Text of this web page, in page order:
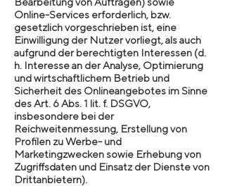
Online-Services erforderlich, bzw.
gesetzlich vorgeschrieben ist, eine
Einwilligung der Nutzer vorliegt, als auch
aufgrund der berechtigten Interessen (d.
h. Interesse an der Analyse, Optimierung
und wirtschaftlichem Betrieb und
Sicherheit des Onlineangebotes im Sinne
des Art. 6 Abs. 1 lit. f. DSGVO,
insbesondere bei der
Reichweitenmessung, Erstellung von
Profilen zu Werbe- und
Marketingzwecken sowie Erhebung von
Zugriffsdaten und Einsatz der Dienste von
Drittanbietern).